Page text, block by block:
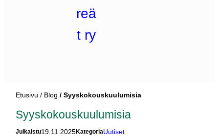
reä
t ry
Etusivu Blog Syyskokouskuulumisia
Syyskokouskuulumisia
Julkaistu19.11.2025KategoriaUutiset